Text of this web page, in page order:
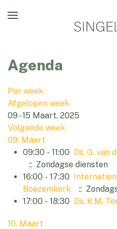
Agenda
Per week
Afgelopen week
09 - 15 Maart, 2025
Volgende week
09. Maart
09:30 - 11:00 Ds. G. van
:: Zondagse diensten
16:00 - 17:30
Boezemkerk
::
17:00 - 18:30 Ds. K.M.
10. Maart